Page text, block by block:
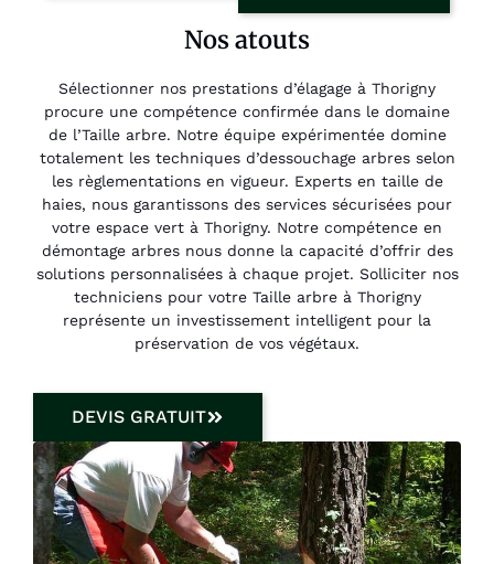
Nos atouts
Sélectionner nos prestations d’élagage à Thorigny
procure une compétence confirmée dans le domaine
de l’Taille arbre. Notre équipe expérimentée domine
totalement les techniques d’dessouchage arbres selon
les règlementations en vigueur. Experts en taille de
haies, nous garantissons des services sécurisées pour
votre espace vert à Thorigny. Notre compétence en
démontage arbres nous donne la capacité d’offrir des
solutions personnalisées à chaque projet. Solliciter nos
techniciens pour votre Taille arbre à Thorigny
représente un investissement intelligent pour la
préservation de vos végétaux.
DEVIS GRATUIT